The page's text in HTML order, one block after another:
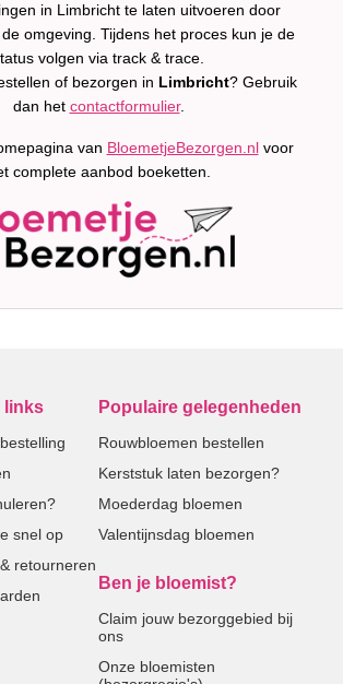
in Limbricht te laten uitvoeren door
omgeving. Tijdens het proces kun je de
volgen via track & trace.
of bezorgen in Limbricht? Gebruik
dan het contactformulier.
van BloemetjeBezorgen.nlvoor
complete aanbod boeketten.
links
snel op
retourneren
Populaire gelegenheden
Rouwbloemen bestellen
Kerststuk laten bezorgen?
Moederdag bloemen
Valentijnsdag bloemen
Ben je bloemist?
Claim jouw bezorggebied bij
ons
Onze bloemisten